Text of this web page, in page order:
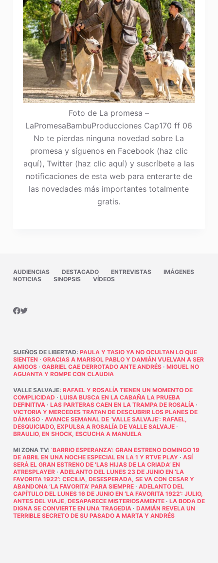
Foto de La promesa –
LaPromesaBambuProducciones Cap170 ff 06
No te pierdas ninguna novedad sobre La
promesa y síguenos en Facebook (haz clic
aquí), Twitter (haz clic aquí) y suscríbete a las
notificaciones de esta web para enterarte de
las novedades más importantes totalmente
gratis.
AUDIENCIAS DESTACADO ENTREVISTAS
IMÁGENES
NOTICIAS
SINOPSIS VÍDEOS
SUEÑOS DE LIBERTAD: PAULA Y TASIO YA NO OCULTAN LO QUE
SIENTEN · GRACIAS A MARISOL PABLO Y DAMIÁN VUELVAN A SER
AMIGOS· GABRIEL CAE DERROTADO ANTE ANDRÉS· MIGUEL NO
AGUANTA Y ROMPE CON CLAUDIA
VALLE SALVAJE: RAFAEL Y ROSALÍA TIENEN UN MOMENTO DE
COMPLICIDAD · LUISA BUSCA EN LA CABAÑA LA PRUEBA
DEFINITIVA· LAS PARTERAS CAEN EN LA TRAMPA DE ROSALÍA·
VICTORIA Y MERCEDES TRATAN DE DESCUBRIR LOS PLANES DE
DÁMASO· AVANCE SEMANAL DE ‘VALLE SALVAJE’: RAFAEL,
DESQUICIADO, EXPULSA A ROSALÍA DE VALLE SALVAJE·
BRAULIO, EN SHOCK, ESCUCHA A MANUELA
MI ZONA TV: ‘BARRIO ESPERANZA’: GRAN ESTRENO DOMINGO 19
DE ABRIL EN UNA NOCHE ESPECIAL EN LA 1 Y RTVE PLAY· ASÍ
SERÁ EL GRAN ESTRENO DE ‘LAS HIJAS DE LA CRIADA’ EN
ATRESPLAYER· ADELANTO DEL LUNES 23 DE JUNIO EN ‘LA
FAVORITA 1922’: CECILIA, DESESPERADA, SE VA CON CESAR Y
ABANDONA ‘LA FAVORITA’ PARA SIEMPRE· ADELANTO DEL
CAPÍTULO DEL LUNES 16 DE JUNIO EN ‘LA FAVORITA 1922’: JULIO,
ANTES DEL VIAJE, DESAPARECE MISTERIOSAMENTE· LA BODA DE
DIGNA SE CONVIERTE EN UNA TRAGEDIA· DAMIÁN REVELA UN
TERRIBLE SECRETO DE SU PASADO A MARTA Y ANDRÉS